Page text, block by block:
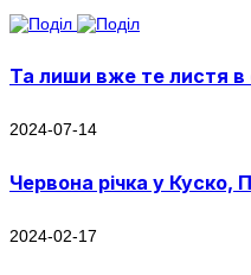
Та лиши вже те листя в
2024-07-14
Червона річка у Куско,
2024-02-17